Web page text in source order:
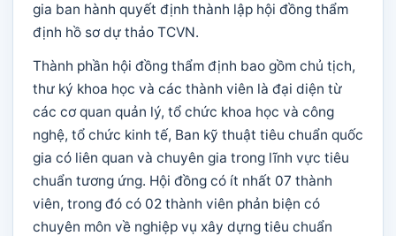
gia ban hành quyết định thành lập hội đồng thẩm
định hồ sơ dự thảo TCVN.
Thành phần hội đồng thẩm định bao gồm chủ tịch,
thư ký khoa học và các thành viên là đại diện từ
các cơ quan quản lý, tổ chức khoa học và công
nghệ, tổ chức kinh tế, Ban kỹ thuật tiêu chuẩn quốc
gia có liên quan và chuyên gia trong lĩnh vực tiêu
chuẩn tương ứng. Hội đồng có ít nhất 07 thành
viên, trong đó có 02 thành viên phản biện có
chuyên môn về nghiệp vụ xây dựng tiêu chuẩn